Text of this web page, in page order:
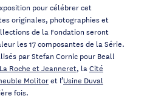
pour célébrer cet
originales, photographies et
de la Fondation seront
les 17 composantes de la Série.
par Stefan Cornic pour Beall
Roche et Jeanneret, laCité
Molitoret l’Usine Duval
fois.